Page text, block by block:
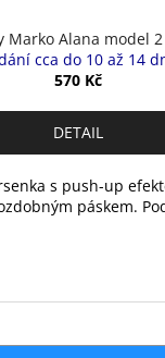
Alana model 2
cca do 10 až 14
570 Kč
DETAIL
s push-up
páskem.